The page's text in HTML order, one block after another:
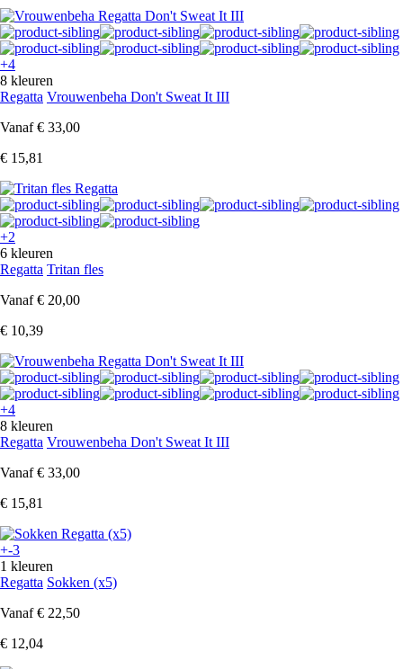
+4
8 kleuren
Regatta Vrouwenbeha Don't Sweat It III
Vanaf € 33,00
€ 15,81
+2
6 kleuren
Regatta Tritan fles
Vanaf € 20,00
€ 10,39
+4
8 kleuren
Regatta Vrouwenbeha Don't Sweat It III
Vanaf € 33,00
€ 15,81
+-3
1 kleuren
Regatta Sokken (x5)
Vanaf € 22,50
€ 12,04